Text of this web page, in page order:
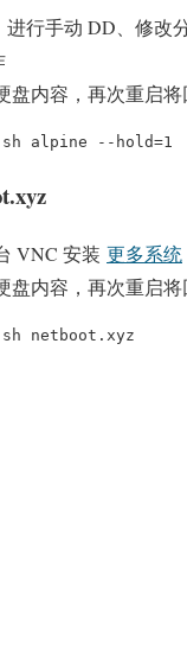
进行手动 DD、修改
盘内容，再次重启
alpine --hold=1
VNC 安装 更多系统
盘内容，再次重启
netboot.xyz